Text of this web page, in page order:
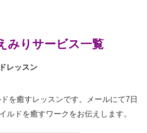
みりサービス一覧
レッスン
を癒すレッスンです。メールにて7日
ルドを癒すワークをお伝えします。